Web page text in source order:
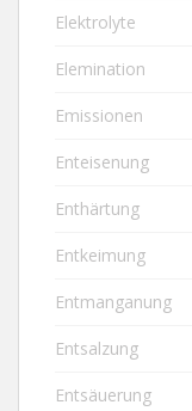
Elektrolyte
Elemination
Emissionen
Enteisenung
Enthärtung
Entkeimung
Entmanganung
Entsalzung
Entsäuerung